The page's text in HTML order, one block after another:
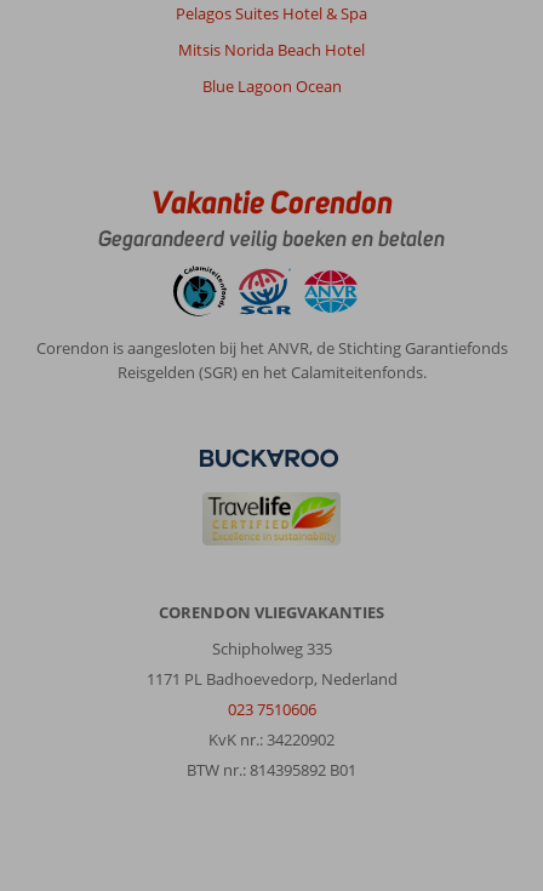
Pelagos Suites Hotel & Spa
Mitsis Norida Beach Hotel
Blue Lagoon Ocean
Vakantie Corendon
Gegarandeerd veilig boeken en betalen
Corendon is aangesloten bij het ANVR, de Stichting Garantiefonds
Reisgelden (SGR) en het Calamiteitenfonds.
CORENDON VLIEGVAKANTIES
Schipholweg 335
1171 PL Badhoevedorp, Nederland
023 7510606
KvK nr.: 34220902
BTW nr.: 814395892 B01